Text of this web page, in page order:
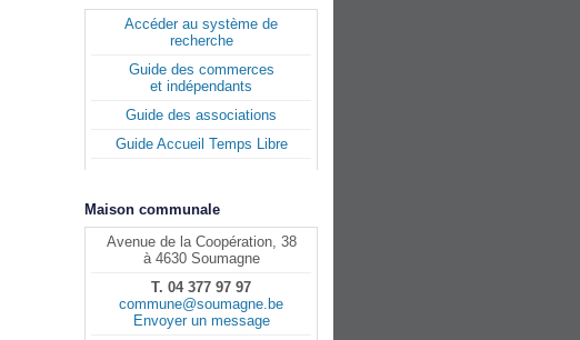
Accéder au système de
recherche
Guide des commerces
et indépendants
Guide des associations
Guide Accueil Temps Libre
Maison communale
Avenue de la Coopération, 38
à 4630 Soumagne
T. 04 377 97 97
commune@soumagne.be
Envoyer un message